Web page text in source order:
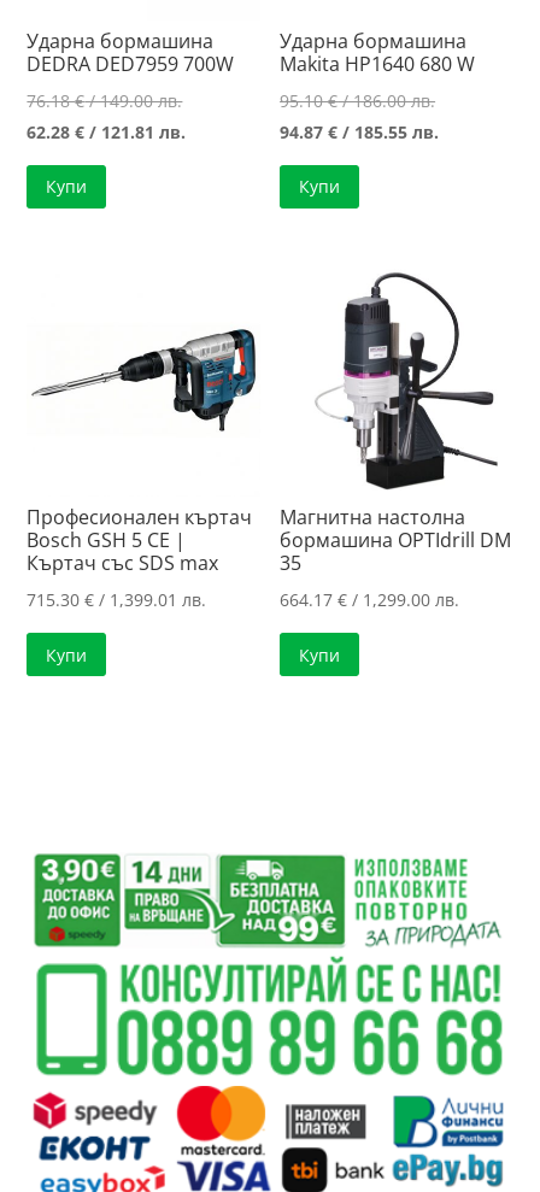
Ударна бормашина
DEDRA DED7959 700W
76.18€/ 149.00 лв.Original
price
62.28€ / 121.81 лв.
Купи
Ударна бормашина
Makita HP1640 680 W
95.10€/ 186.00 лв.Original
price
94.87€ / 185.55 лв.
185.55 лв..
Купи
Професионален къртач
Bosch GSH 5 CE |
Къртач със SDS max
715.30€ / 1,399.01 лв.
Купи
Магнитна настолна
бормашина OPTIdrill DM
35
664.17€ / 1,299.00 лв.
Купи